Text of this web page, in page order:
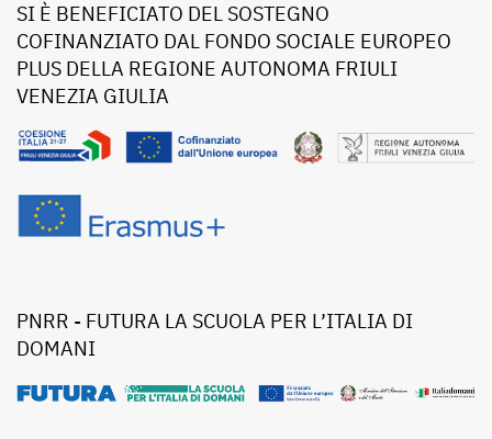
SI È BENEFICIATO DEL SOSTEGNO
COFINANZIATO DAL FONDO SOCIALE EUROPEO
PLUS DELLA REGIONE AUTONOMA FRIULI
VENEZIA GIULIA
PNRR - FUTURA LA SCUOLA PER L’ITALIA DI
DOMANI